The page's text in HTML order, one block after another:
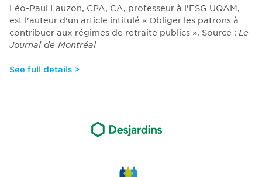
Léo-Paul Lauzon, CPA, CA, professeur à l'ESG UQAM,
est l'auteur d'un article intitulé « Obliger les patrons à
contribuer aux régimes de retraite publics ». Source : Le
Journal de Montréal
See full details >